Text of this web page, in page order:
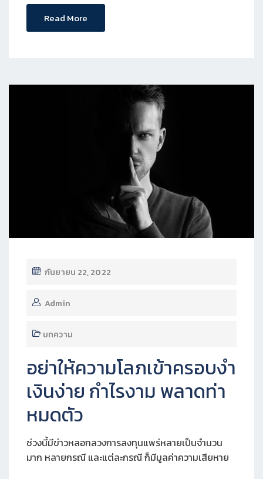
Read More
กันยายน 22, 2022
Admin
บทความ
อย่าให้ความโลภเข้าครอบงำ
เงินง่าย กำไรงาม พลาดท่า
หมดตัว
ช่วงนี้มีข่าวหลอกลวงการลงทุนแพร่หลายเป็นจำนวน
มาก หลายกรณี และแต่ละกรณี ก็มีมูลค่าความเสียหาย